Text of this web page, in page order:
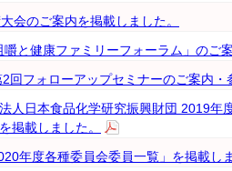
会のご案内を掲載しました。
嚼と健康ファミリーフォーラム」のご
回フォローアップセミナーのご案内
法人日本食品化学研究振興財団 2019
掲載しました。
年度各種委員会委員一覧」を掲載し